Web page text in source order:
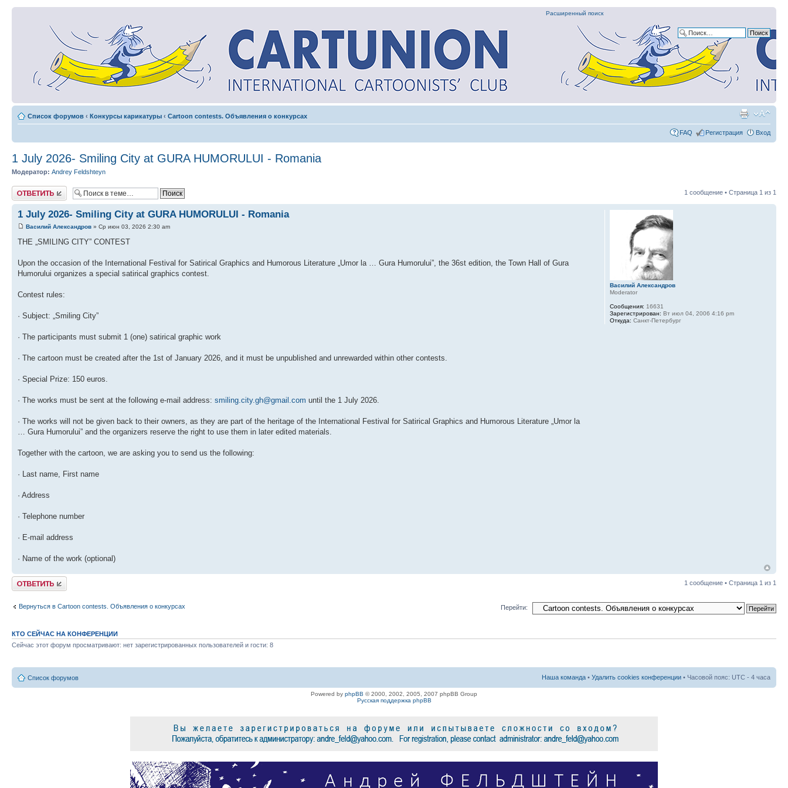
Расширенный поиск
Список форумов ‹ Конкурсы карикатуры ‹ Cartoon contests. Объявления о конкурсах
FAQ Регистрация Вход
1 July 2026- Smiling City at GURA HUMORULUI - Romania
Модератор: Andrey Feldshteyn
Ответить 1 сообщение • Страница 1 из 1
1 July 2026- Smiling City at GURA HUMORULUI - Romania
Василий Александров » Ср июн 03, 2026 2:30 am
THE „SMILING CITY” CONTEST
Upon the occasion of the International Festival for Satirical Graphics and Humorous Literature „Umor la … Gura Humorului”, the 36st edition, the Town Hall of Gura
Humorului organizes a special satirical graphics contest.
Contest rules:
· Subject: „Smiling City”
· The participants must submit 1 (one) satirical graphic work
· The cartoon must be created after the 1st of January 2026, and it must be unpublished and unrewarded within other contests.
· Special Prize: 150 euros.
· The works must be sent at the following e-mail address: smiling.city.gh@gmail.com until the 1 July 2026.
· The works will not be given back to their owners, as they are part of the heritage of the International Festival for Satirical Graphics and Humorous Literature „Umor la
… Gura Humorului” and the organizers reserve the right to use them in later edited materials.
Together with the cartoon, we are asking you to send us the following:
· Last name, First name
· Address
· Telephone number
· E-mail address
· Name of the work (optional)
Василий Александров
Moderator
Сообщения: 16631
Зарегистрирован: Вт июл 04, 2006 4:16 pm
Откуда: Санкт-Петербург
Ответить 1 сообщение • Страница 1 из 1
Вернуться в Cartoon contests. Объявления о конкурсах Перейти:
КТО СЕЙЧАС НА КОНФЕРЕНЦИИ
Сейчас этот форум просматривают: нет зарегистрированных пользователей и гости: 8
Список форумов Наша команда • Удалить cookies конференции • Часовой пояс: UTC - 4 часа
Powered by phpBB © 2000, 2002, 2005, 2007 phpBB Group
Русская поддержка phpBB